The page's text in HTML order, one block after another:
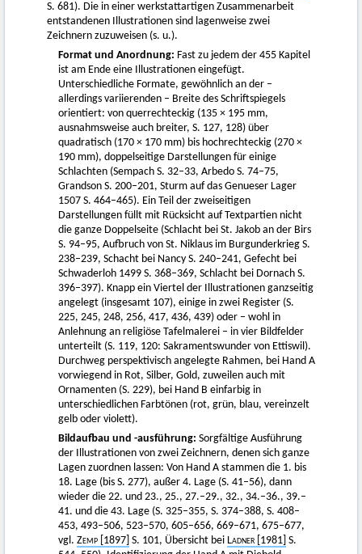
S. 681). Die in einer werkstattartigen Zusammenarbeit
entstandenen Illustrationen sind lagenweise zwei
Zeichnern zuzuweisen (s. u.).
Format und Anordnung: Fast zu jedem der 455 Kapitel
ist am Ende eine Illustrationen eingefügt.
Unterschiedliche Formate, gewöhnlich an der –
allerdings variierenden – Breite des Schriftspiegels
orientiert: von querrechteckig (135 × 195 mm,
ausnahmsweise auch breiter, S. 127, 128) über
quadratisch (170 × 170 mm) bis hochrechteckig (270 ×
190 mm), doppelseitige Darstellungen für einige
Schlachten (Sempach S. 32–33, Arbedo S. 74–75,
Grandson S. 200–201, Sturm auf das Genueser Lager
1507 S. 464–465). Ein Teil der zweiseitigen
Darstellungen füllt mit Rücksicht auf Textpartien nicht
die ganze Doppelseite (Schlacht bei St. Jakob an der Birs
S. 94–95, Aufbruch von St. Niklaus im Burgunderkrieg S.
238–239, Schacht bei Nancy S. 240–241, Gefecht bei
Schwaderloh 1499 S. 368–369, Schlacht bei Dornach S.
396–397). Knapp ein Viertel der Illustrationen ganzseitig
angelegt (insgesamt 107), einige in zwei Register (S.
225, 245, 248, 256, 417, 436, 439) oder – wohl in
Anlehnung an religiöse Tafelmalerei – in vier Bildfelder
unterteilt (S. 119, 120: Sakramentswunder von Ettiswil).
Durchweg perspektivisch angelegte Rahmen, bei Hand A
vorwiegend in Rot, Silber, Gold, zuweilen auch mit
Ornamenten (S. 229), bei Hand B einfarbig in
unterschiedlichen Farbtönen (rot, grün, blau, vereinzelt
gelb oder violett).
Bildaufbau und -ausführung: Sorgfältige Ausführung
der Illustrationen von zwei Zeichnern, denen sich ganze
Lagen zuordnen lassen: Von Hand A stammen die 1. bis
18. Lage (bis S. 277), außer 4. Lage (S. 41–56), dann
wieder die 22. und 23., 25., 27.–29., 32., 34.–36., 39.–
41. und die 43. Lage (S. 325–355, S. 374–388, S. 408–
453, 493–506, 523–570, 605–656, 669–671, 675–677,
vgl. Zemp [1897] S. 101, Übersicht bei Ladner [1981] S.